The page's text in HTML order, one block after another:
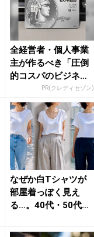
全経営者・個人事業
主が作るべき「圧倒
的コスパのビジネス
カード」PR(クレディセゾン)
なぜか白Tシャツが
部屋着っぽく見え
る…。40代・50代が
イン...